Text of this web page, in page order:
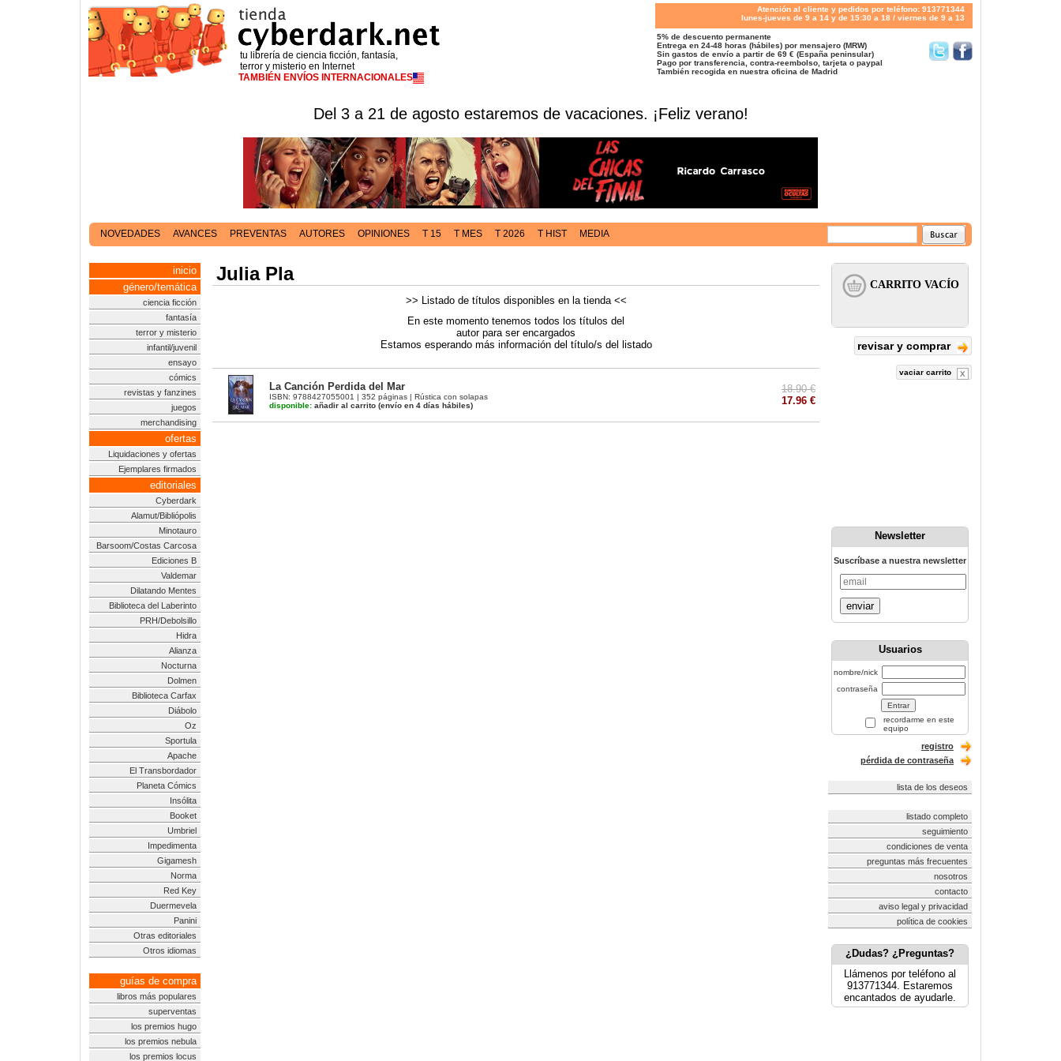
tu librería de ciencia ficción, fantasía,
terror y misterio en Internet
TAMBIÉN ENVÍOS INTERNACIONALES
Atención al cliente y pedidos por teléfono: 913771344
lunes-jueves de 9 a 14 y de 15:30 a 18 / viernes de 9 a 13
5% de descuento permanente
Entrega en 24-48 horas (hábiles) por mensajero (MRW)
Sin gastos de envío a partir de 69 € (España peninsular)
Pago por transferencia, contra-reembolso, tarjeta o paypal
También recogida en nuestra oficina de Madrid
Del 3 a 21 de agosto estaremos de vacaciones. ¡Feliz verano!
NOVEDADES AVANCES PREVENTAS AUTORES OPINIONES T 15 T MES T 2026 T HIST MEDIA
inicio
género/temática
ciencia ficción
fantasía
terror y misterio
infantil/juvenil
ensayo
cómics
revistas y fanzines
juegos
merchandising
ofertas
Liquidaciones y ofertas
Ejemplares firmados
editoriales
Cyberdark
Alamut/Bibliópolis
Minotauro
Barsoom/Costas Carcosa
Ediciones B
Valdemar
Dilatando Mentes
Biblioteca del Laberinto
PRH/Debolsillo
Hidra
Alianza
Nocturna
Dolmen
Biblioteca Carfax
Diábolo
Oz
Sportula
Apache
El Transbordador
Planeta Cómics
Insólita
Booket
Umbriel
Impedimenta
Gigamesh
Norma
Red Key
Duermevela
Panini
Otras editoriales
Otros idiomas
guías de compra
libros más populares
superventas
los premios hugo
los premios nebula
los premios locus
Julia Pla
>> Listado de títulos disponibles en la tienda <<
En este momento tenemos todos los títulos del
autor para ser encargados
Estamos esperando más información del título/s del listado
La Canción Perdida del Mar
ISBN: 9788427055001 | 352 páginas | Rústica con solapas
disponible: añadir al carrito (envío en 4 días hábiles)
18.90 €
17.96 €
revisar y comprar
vaciar carrito
Newsletter
Suscríbase a nuestra newsletter
enviar
Usuarios
nombre/nick
contraseña
recordarme en este
equipo
registro
pérdida de contraseña
lista de los deseos
listado completo
seguimiento
condiciones de venta
preguntas más frecuentes
nosotros
contacto
aviso legal y privacidad
política de cookies
¿Dudas? ¿Preguntas?
Llámenos por teléfono al
913771344. Estaremos
encantados de ayudarle.